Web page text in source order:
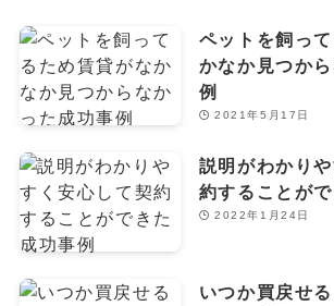
ペットを飼っ
かなか見つか
例
2021年5月17日
説明がわかり
約することが
2022年1月24日
いつか買戻せ